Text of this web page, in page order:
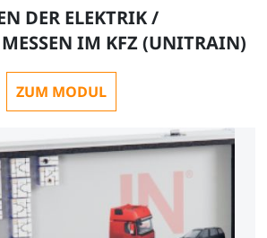
DER ELEKTRIK /
MESSEN IM KFZ (UNITRAIN)
ZUM MODUL